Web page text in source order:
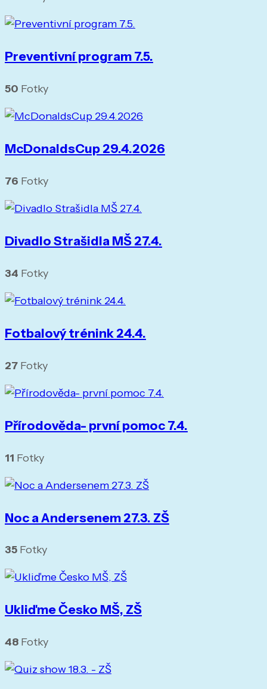
Preventivní program 7.5.
50 Fotky
McDonaldsCup 29.4.2026
76 Fotky
Divadlo Strašidla MŠ 27.4.
34 Fotky
Fotbalový trénink 24.4.
27 Fotky
Přírodověda- první pomoc 7.4.
11 Fotky
Noc a Andersenem 27.3. ZŠ
35 Fotky
Ukliďme Česko MŠ, ZŠ
48 Fotky